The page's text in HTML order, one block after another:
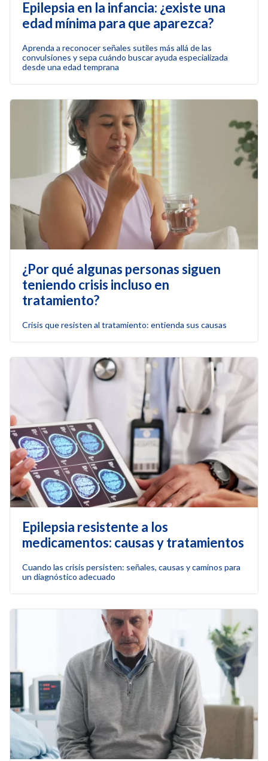
Epilepsia en la infancia: ¿existe una
edad mínima para que aparezca?
Aprenda a reconocer señales sutiles más allá de las
convulsiones y sepa cuándo buscar ayuda especializada
desde una edad temprana
¿Por qué algunas personas siguen
teniendo crisis incluso en
tratamiento?
Crisis que resisten al tratamiento: entienda sus causas
Epilepsia resistente a los
medicamentos: causas y tratamientos
Cuando las crisis persisten: señales, causas y caminos para
un diagnóstico adecuado